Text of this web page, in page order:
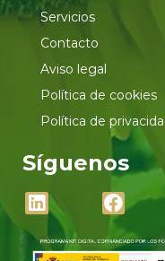
Servicios
Contacto
Aviso legal
Política de cookies
Política de
Síguenos